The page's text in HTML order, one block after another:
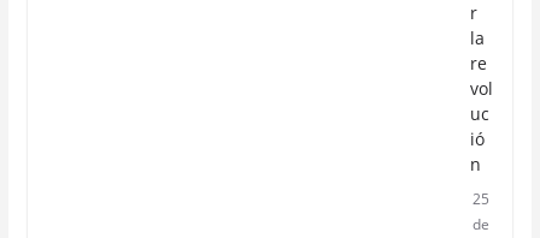
r
la
re
vol
uc
ió
n
25
de